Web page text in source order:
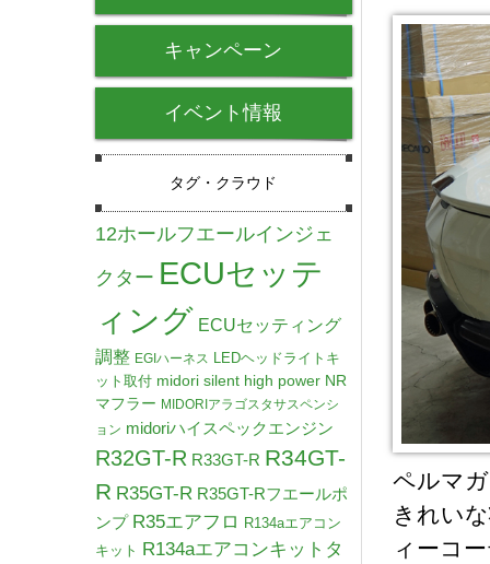
ペルマ
きれい
ィーコ
キャンペーン
イベント情報
タグ・クラウド
12ホールフエールインジェ
クター ECUセッテ
ィング ECUセッティング
調整 EGIハーネス LEDヘッドライトキ
ット取付 midori silent high power NR
マフラー MIDORIアラゴスタサスペンシ
ョン midoriハイスペックエンジン
R32GT-R R33GT-R R34GT-
R R35GT-R R35GT-Rフエールポ
ンプ R35エアフロ R134aエアコン
キット R134aエアコンキットタ